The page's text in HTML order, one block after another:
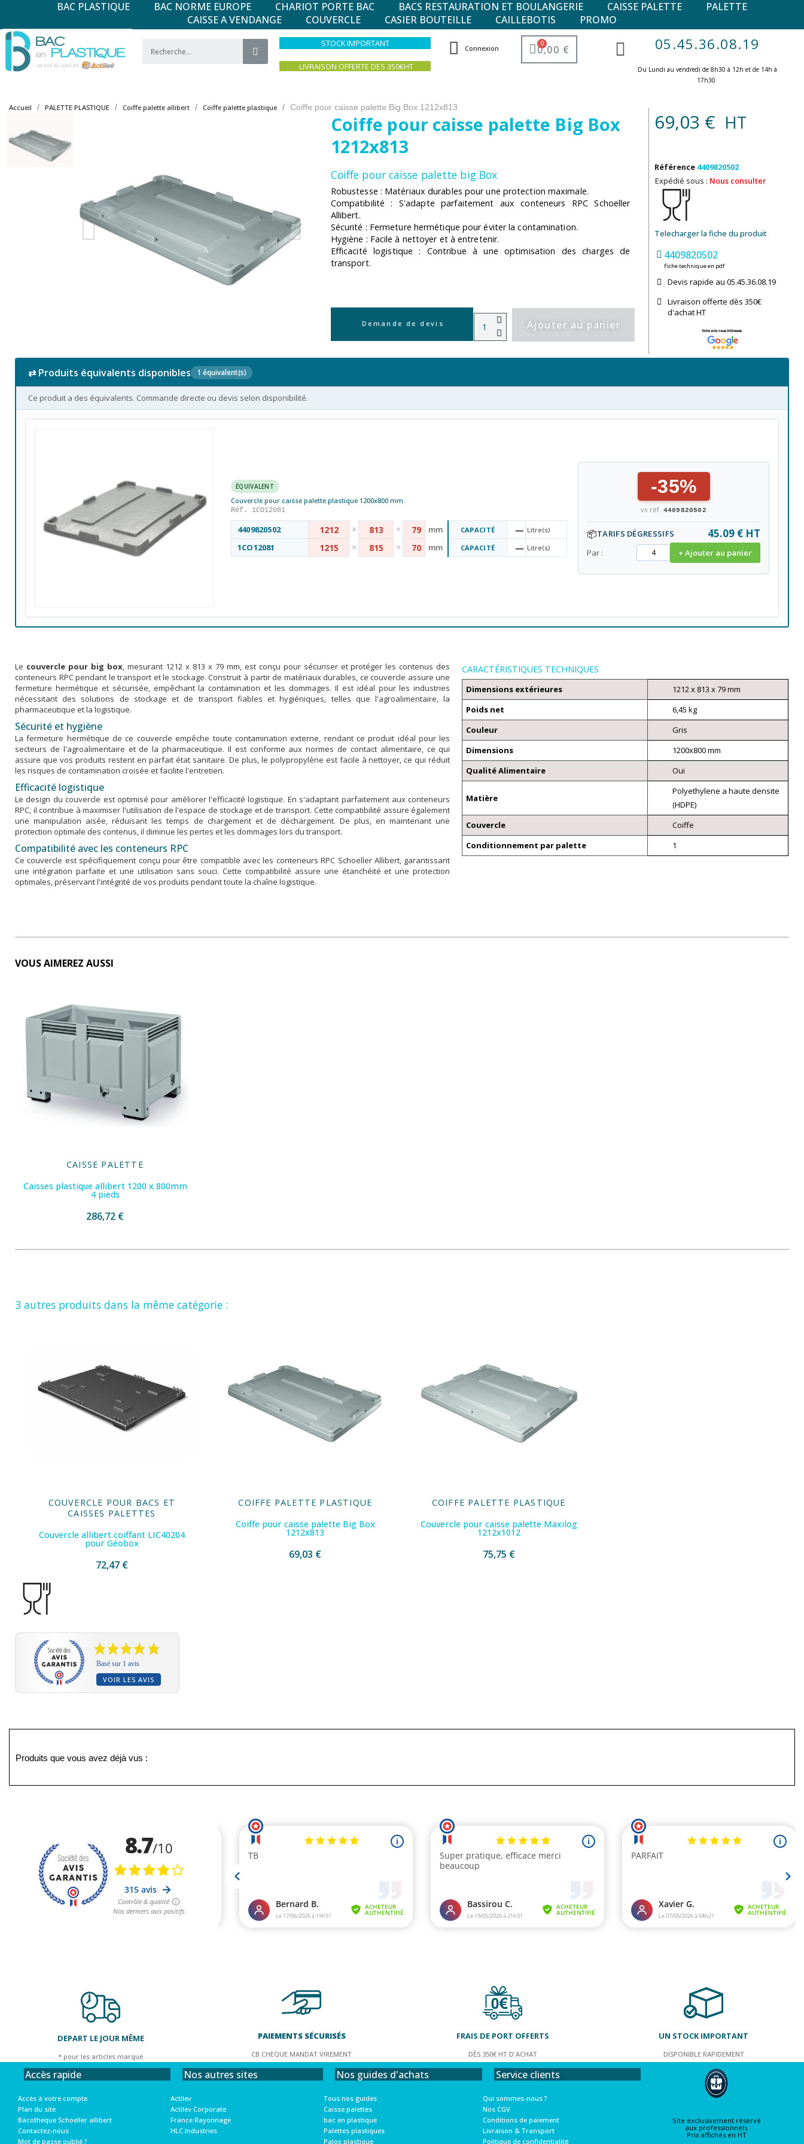
BAC PLASTIQUE BAC NORME EUROPE CHARIOT PORTE BAC BACS RESTAURATION ET BOULANGERIE CAISSE PALETTE
PALETTE
CAISSE A VENDANGE
COUVERCLE CASIER BOUTEILLE CAILLEBOTIS PROMO
STOCK IMPORTANT
LIVRAISON OFFERTE DES 350€HT
Connexion 0,00 € 05.45.36.08.19
Du Lundi au vendredi de 8h30 à 12h et de 14h à
17h30 ​
Accueil PALETTE PLASTIQUE Coiffe palette allibert Coiffe palette plastique Coiffe pour caisse palette Big Box 1212x813
Coiffe pour caisse palette Big Box
1212x813
Coiffe pour caisse palette big Box
Robustesse : Matériaux durables pour une protection maximale.
Compatibilité : S'adapte parfaitement aux conteneurs RPC Schoeller
Allibert.
Sécurité : Fermeture hermétique pour éviter la contamination.
Hygiène : Facile à nettoyer et à entretenir.
Efficacité logistique : Contribue à une optimisation des charges de
transport.
Demande de devis Ajouter au panier
69,03 € HT
Référence 4409820502
Expédié sous : Nous consulter
Telecharger la fiche du produit
4409820502
Fiche technique en pdf
Devis rapide au 05.45.36.08.19​
Livraison offerte dès 350€
d'achat​ HT
⇄ Produits équivalents disponibles 1 équivalent(s)
Ce produit a des équivalents. Commande directe ou devis selon disponibilité.
ÉQUIVALENT
Couvercle pour caisse palette plastique 1200x800 mm
Réf. 1CO12081
4409820502 1212 × 813 × 79 mm CAPACITÉ — Litre(s)
1CO12081 1215 × 815 × 70 mm CAPACITÉ — Litre(s)
-35%
vs réf. 4409820502
📦TARIFS DÉGRESSIFS 45.09 € HT
Par : + Ajouter au panier
Le couvercle pour big box, mesurant 1212 x 813 x 79 mm, est conçu pour sécuriser et protéger les contenus des
conteneurs RPC pendant le transport et le stockage. Construit à partir de matériaux durables, ce couvercle assure une
fermeture hermétique et sécurisée, empêchant la contamination et les dommages. Il est idéal pour les industries
nécessitant des solutions de stockage et de transport fiables et hygiéniques, telles que l'agroalimentaire, la
pharmaceutique et la logistique.
Sécurité et hygiène
La fermeture hermétique de ce couvercle empêche toute contamination externe, rendant ce produit idéal pour les
secteurs de l'agroalimentaire et de la pharmaceutique. Il est conforme aux normes de contact alimentaire, ce qui
assure que vos produits restent en parfait état sanitaire. De plus, le polypropylène est facile à nettoyer, ce qui réduit
les risques de contamination croisée et facilite l'entretien.
Efficacité logistique
Le design du couvercle est optimisé pour améliorer l'efficacité logistique. En s'adaptant parfaitement aux conteneurs
RPC, il contribue à maximiser l'utilisation de l'espace de stockage et de transport. Cette compatibilité assure également
une manipulation aisée, réduisant les temps de chargement et de déchargement. De plus, en maintenant une
protection optimale des contenus, il diminue les pertes et les dommages lors du transport.
Compatibilité avec les conteneurs RPC
Ce couvercle est spécifiquement conçu pour être compatible avec les conteneurs RPC Schoeller Allibert, garantissant
une intégration parfaite et une utilisation sans souci. Cette compatibilité assure une étanchéité et une protection
optimales, préservant l'intégrité de vos produits pendant toute la chaîne logistique.
CARACTÉRISTIQUES TECHNIQUES
Dimensions extérieures
1212 x 813 x 79 mm
Poids net
6,45 kg
Couleur
Gris
Dimensions
1200x800 mm
Qualité Alimentaire
Oui
Matière
Polyethylene a haute densite
(HDPE)
Couvercle
Coiffe
Conditionnement par palette
1
VOUS AIMEREZ AUSSI
CAISSE PALETTE
Caisses plastique allibert 1200 x 800mm
4 pieds
286,72 €
3 autres produits dans la même catégorie :
COUVERCLE POUR BACS ET
CAISSES PALETTES
Couvercle allibert coiffant LIC40204
pour Géobox
72,47 €
COIFFE PALETTE PLASTIQUE
Coiffe pour caisse palette Big Box
1212x813
69,03 €
COIFFE PALETTE PLASTIQUE
Couvercle pour caisse palette Maxilog
1212x1012
75,75 €
Basé sur 1 avis
VOIR LES AVIS
Produits que vous avez déjà vus :
DEPART LE JOUR MÊME
* pour les articles marqué
PAIEMENTS SÉCURISÉS
CB CHEQUE MANDAT VIREMENT
FRAIS DE PORT OFFERTS
DÈS 350€ HT D'ACHAT
UN STOCK IMPORTANT
DISPONIBLE RAPIDEMENT
Accès rapide
Accès à votre compte
Plan du site
Bacotheque Schoeller allibert
Contactez-nous
Mot de passe oublié ?
Nos autres sites
Actilev
Actilev Corporate
France Rayonnage
HLC Industries
Nos guides d'achats
Tous nos guides
Caisse palettes
bac en plastique
Palettes plastiques
Palox plastique
Service clients
Qui sommes-nous ?
Nos CGV
Conditions de paiement
Livraison & Transport
Politique de confidentialité
Site exclusivement réservé
aux professionnels
Prix affichés en HT